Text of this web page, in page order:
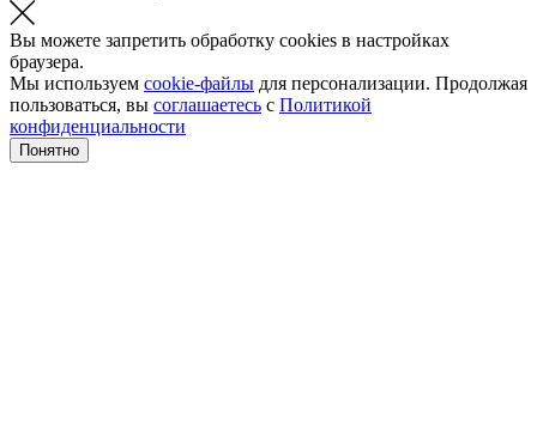
Вы можете запретить обработку cookies в настройках
браузера.
Мы используем cookie-файлы для персонализации. Продолжая
пользоваться, вы соглашаетесь с Политикой
конфиденциальности
Понятно